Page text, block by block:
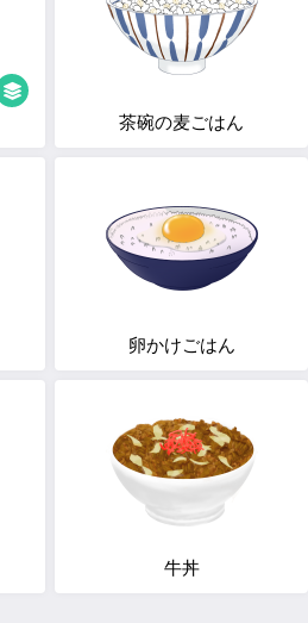
茶碗の麦ごはん
卵かけごはん
牛丼